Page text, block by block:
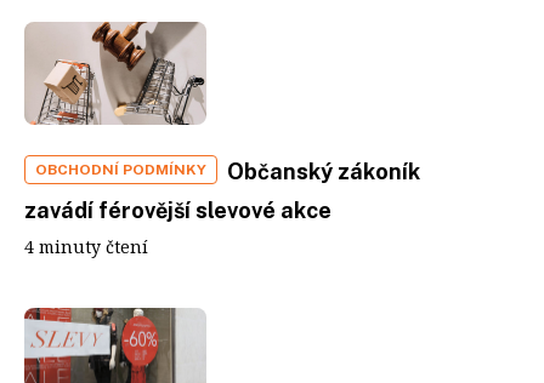
OBCHODNÍ PODMÍNKY
Občanský zákoník
zavádí férovější slevové akce
4 minuty čtení